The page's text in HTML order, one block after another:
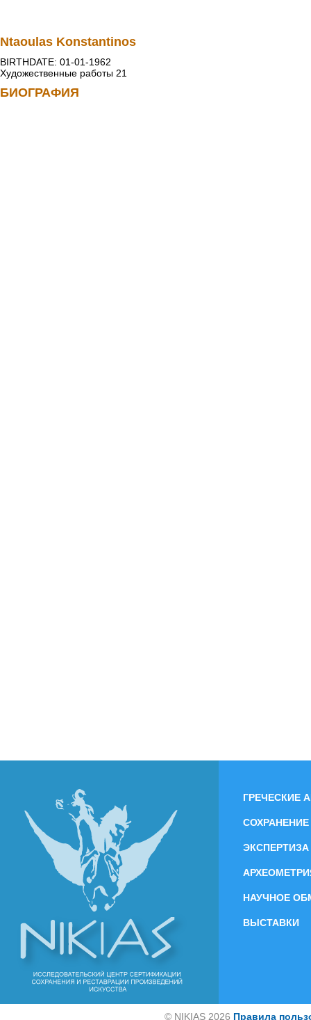
Ntaoulas Konstantinos
BIRTHDATE: 01-01-1962
Художественные работы 21
БИОГРАФИЯ
ГРЕЧЕСКИЕ
СОХРАНЕНИЕ
НАУЧНОЕ
ВЫСТАВКИ
© NIKIAS 2026 Правила